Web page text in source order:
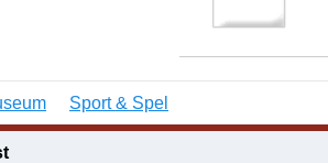
Sport & Spel